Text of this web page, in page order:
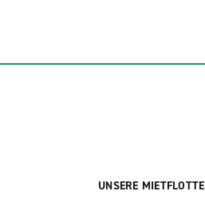
UNSERE MIETFLOTTE